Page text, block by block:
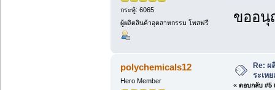
กระทู้: 6065
ผู้ผลิตสินค้าอุตสาหกรรม โพสฟรี
ขออนุ
polychemicals12
Hero Member
Re: ผ
ระเห
« ตอบกลับ #5